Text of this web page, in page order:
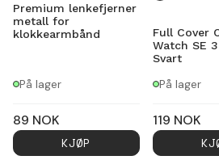
Premium lenkefjerner
metall for
klokkearmbånd
På lager
89 NOK
KJØP
Full Cover
Watch SE
Svart
På lager
119 NOK